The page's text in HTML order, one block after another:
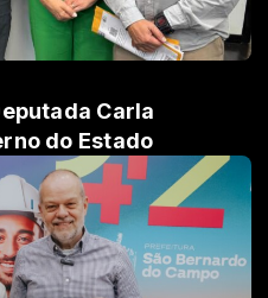
Carla
do Estado